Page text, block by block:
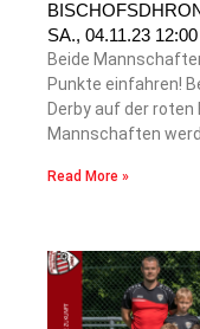
SA., 04.11.23
Beide
Punkte einfahren!
Derby auf der roten
Mannschaften
Read More »